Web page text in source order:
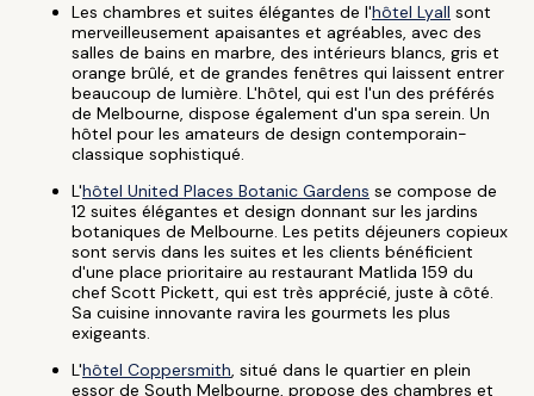
Les chambres et suites élégantes de l'hôtel Lyall sont
merveilleusement apaisantes et agréables, avec des
salles de bains en marbre, des intérieurs blancs, gris et
orange brûlé, et de grandes fenêtres qui laissent entrer
beaucoup de lumière. L'hôtel, qui est l'un des préférés
de Melbourne, dispose également d'un spa serein. Un
hôtel pour les amateurs de design contemporain-
classique sophistiqué.
L'hôtel United Places Botanic Gardens se compose de
12 suites élégantes et design donnant sur les jardins
botaniques de Melbourne. Les petits déjeuners copieux
sont servis dans les suites et les clients bénéficient
d'une place prioritaire au restaurant Matlida 159 du
chef Scott Pickett, qui est très apprécié, juste à côté.
Sa cuisine innovante ravira les gourmets les plus
exigeants.
L'hôtel Coppersmith, situé dans le quartier en plein
essor de South Melbourne, propose des chambres et